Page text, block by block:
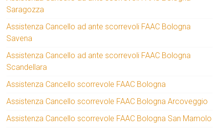
Saragozza
Assistenza Cancello ad ante scorrevoli FAAC Bologna
Savena
Assistenza Cancello ad ante scorrevoli FAAC Bologna
Scandellara
Assistenza Cancello scorrevole FAAC Bologna
Assistenza Cancello scorrevole FAAC Bologna Arcoveggio
Assistenza Cancello scorrevole FAAC Bologna San Mamolo